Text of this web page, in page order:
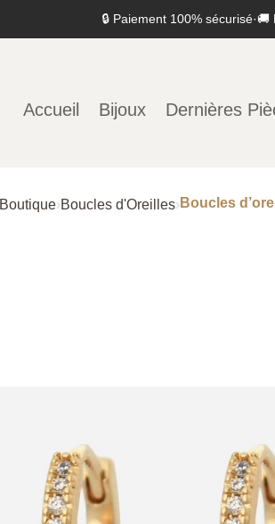
🔒 Paiement 100% sécurisé·🚚
Accueil Bijoux Dernières
Boutique›Boucles d'Oreilles› Boucles